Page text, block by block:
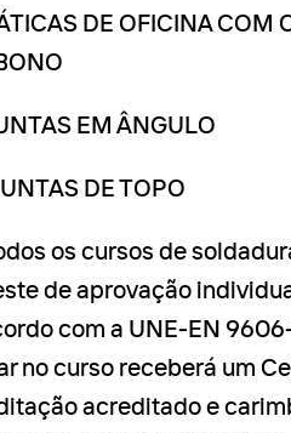
DE OFICINA COM
EM ÂNGULO
DE TOPO
os cursos de
de aprovação
com a UNE-EN
no curso receberá um
acreditado e